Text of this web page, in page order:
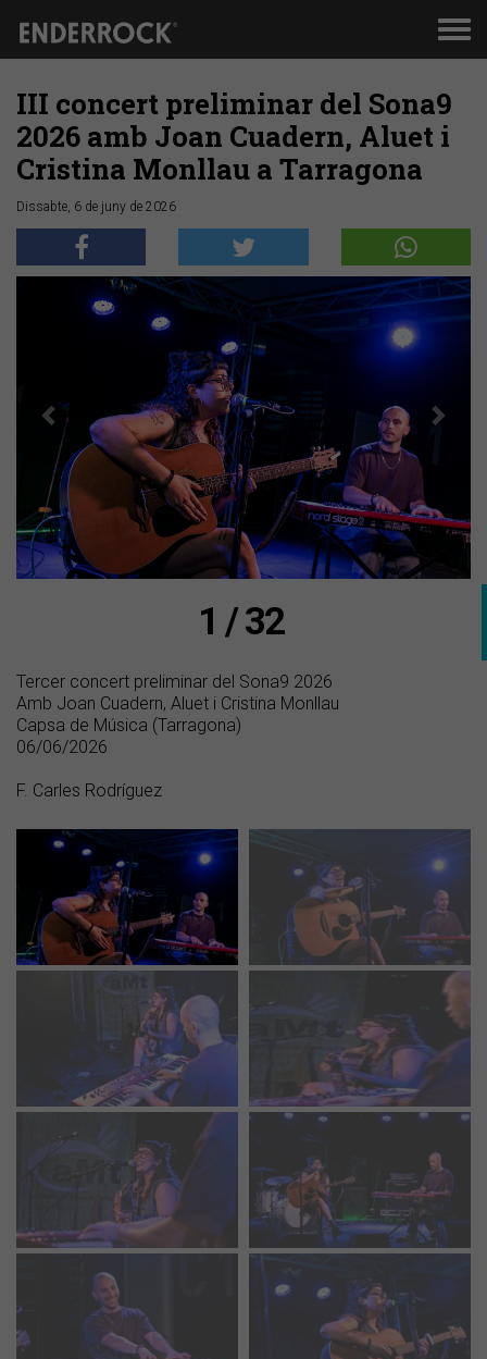
III concert preliminar del Sona9
2026 amb Joan Cuadern, Aluet i
Cristina Monllau a Tarragona
Dissabte, 6 de juny de 2026
Anterior
1 / 32
Tercer concert preliminar del Sona9 2026
Amb Joan Cuadern, Aluet i Cristina Monllau
Capsa de Música (Tarragona)
06/06/2026
F. Carles Rodríguez